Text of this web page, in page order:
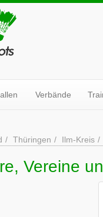
Verbände
Thüringen Ilm-Kreis
Vereine